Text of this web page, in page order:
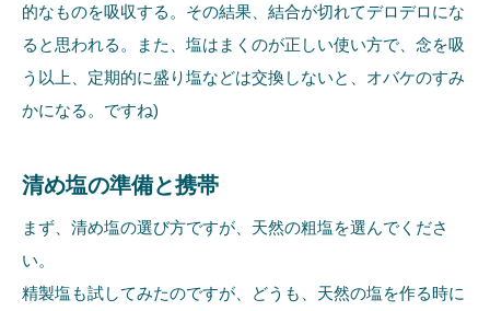
的なものを吸収する。その結果、結合が切れてデロデロにな
ると思われる。また、塩はまくのが正しい使い方で、念を吸
う以上、定期的に盛り塩などは交換しないと、オバケのすみ
かになる。ですね)
清め塩の準備と携帯
まず、清め塩の選び方ですが、天然の粗塩を選んでくださ
い。
精製塩も試してみたのですが、どうも、天然の塩を作る時に